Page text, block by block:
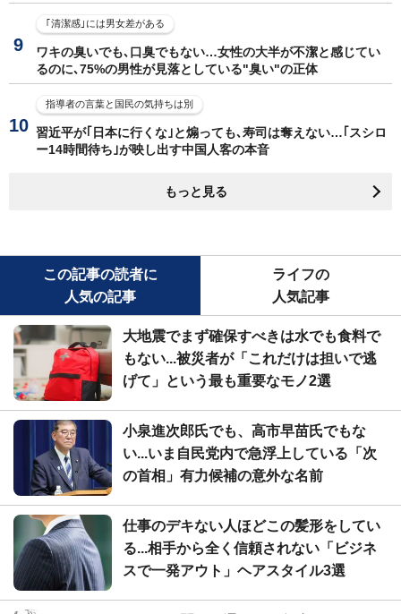
｢清潔感｣には男女差がある
ワキの臭いでも､口臭でもない…女性の大半が不潔と感じてい
るのに､75%の男性が見落としている"臭い"の正体
指導者の言葉と国民の気持ちは別
習近平が｢日本に行くな｣と煽っても､寿司は奪えない…｢スシロ
ー14時間待ち｣が映し出す中国人客の本音
もっと見る
この記事の読者に
人気の記事
ライフの
人気記事
大地震でまず確保すべきは水でも食料で
もない...被災者が「これだけは担いで逃
げて」という最も重要なモノ2選
小泉進次郎氏でも、高市早苗氏でもな
い...いま自民党内で急浮上している「次
の首相」有力候補の意外な名前
仕事のデキない人ほどこの髪形をしてい
る...相手から全く信頼されない「ビジネ
スで一発アウト」ヘアスタイル3選